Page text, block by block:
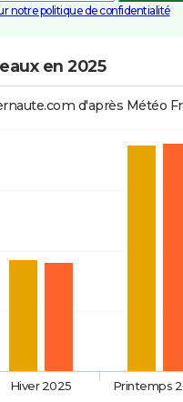
notre politique de confidentialité
en 2025
d'après Météo
Hiver 2025 Printemps